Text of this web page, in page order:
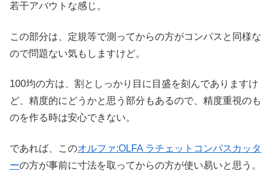
若干アバウトな感じ。
この部分は、定規等で測ってからの方がコンパスと同様な
ので問題ない気もしますけど。
100均の方は、割としっかり目に目盛を刻んでありますけ
ど、精度的にどうかと思う部分もあるので、精度重視のも
のを作る時は安心できない。
であれば、このオルファ:OLFA ラチェットコンパスカッタ
ーの方が事前に寸法を取ってからの方が使い易いと思う。